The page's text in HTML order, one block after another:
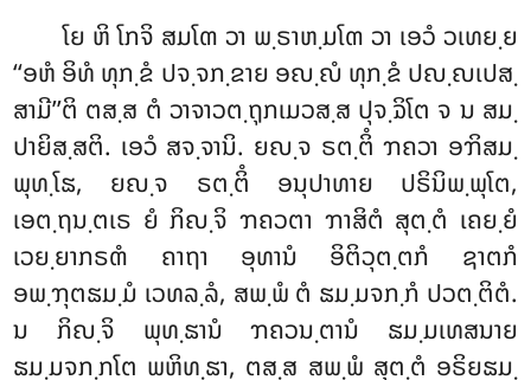
ໂຍ ຫິ ໂກຈິ ສມໂຓ ວາ ພ຺ຣາຫ຺ມໂຓ ວາ ເອວໍ ວເທຍ຺ຍ
‘‘ອຫໍ ອິທໍ ທຸກ຺ຂໍ ປຈ຺ຈກ຺ຂາຍ ອຎ຺ຎໍ ທຸກ຺ຂໍ ປຎ຺ຎເປສ຺
ສາມີ’’ຕິ ຕສ຺ສ ຕໍ ວາຈາວຕ຺ຖຸກເມວສ຺ສ ປຸຈ຺ຉິໂຕ ຈ ນ ສມ຺
ປາຍິສ຺ສຕິ. ເອວໍ ສຈ຺ຈານິ. ຍຎ຺ຈ ຣຕ຺ຕິໍ ຠຄວາ ອຠິສມ຺
ພຸທ຺ໂຘ, ຍຎ຺ຈ ຣຕ຺ຕິໍ ອນຸປາທາຍ ປຣິນິພ຺ພຸໂຕ,
ເອຕ຺ຖນ຺ຕເຣ ຍໍ ກິຎ຺ຈິ ຠຄວຕາ ຠາສິຕໍ ສຸຕ຺ຕໍ ເຄຍ຺ຍໍ
ເວຍ຺ຍາກຣຓໍ ຄາຖາ ອຸທານໍ ອິຕິວຸຕ຺ຕກໍ ຊາຕກໍ
ອພ຺ຠຸຕຘມ຺ມໍ ເວທລ຺ລໍ, ສພ຺ພໍ ຕໍ ຘມ຺ມຈກ຺ກໍ ປວຕ຺ຕິຕໍ.
ນ ກິຎ຺ຈິ ພຸທ຺ຘານໍ ຠຄວນ຺ຕານໍ ຘມ຺ມເທສນາຍ
ຘມ຺ມຈກ຺ກໂຕ ພຫິທ຺ຘາ, ຕສ຺ສ ສພ຺ພໍ ສຸຕ຺ຕໍ ອຣິຍຘມ຺